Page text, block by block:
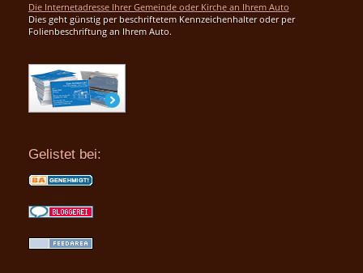
Die Internetadresse Ihrer Gemeinde oder Kirche an Ihrem Auto
Dies geht günstig per beschriftetem Kennzeichenhalter oder per
Folienbeschriftung an Ihrem Auto.
Gelistet bei: